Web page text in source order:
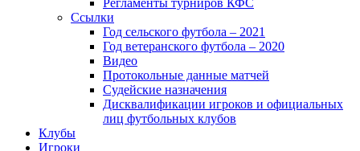
Регламенты турниров КФС
Ссылки
Год сельского футбола – 2021
Год ветеранского футбола – 2020
Видео
Протокольные данные матчей
Судейские назначения
Дисквалификации игроков и официальных
лиц футбольных клубов
Клубы
Игроки